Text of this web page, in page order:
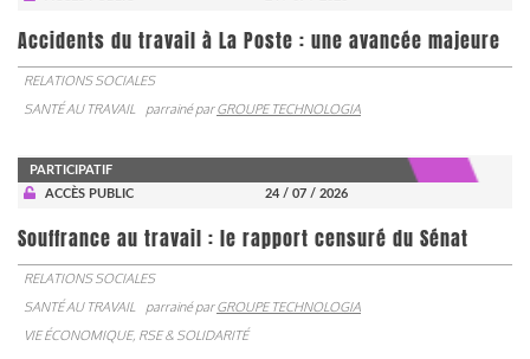
Accidents du travail à La Poste : une avancée majeure
RELATIONS SOCIALES
SANTÉ AU TRAVAIL
parrainé parGROUPE TECHNOLOGIA
PARTICIPATIF
ACCÈS PUBLIC
24 / 07 / 2026
Souffrance au travail : le rapport censuré du Sénat
RELATIONS SOCIALES
SANTÉ AU TRAVAIL
parrainé parGROUPE TECHNOLOGIA
VIE ÉCONOMIQUE, RSE & SOLIDARITÉ